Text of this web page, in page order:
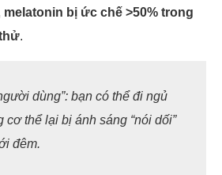
melatonin bị ức chế >50% trong
.
dùng”: bạn có thể đi ngủ
cơ thể lại bị ánh sáng “nói dối”
đêm.